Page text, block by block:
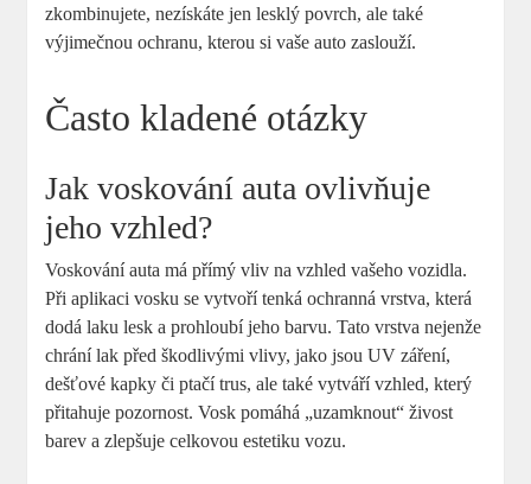
zkombinujete, nezískáte jen lesklý povrch, ale také
výjimečnou ochranu, kterou si vaše auto zaslouží.
Často kladené otázky
Jak voskování auta ovlivňuje
jeho vzhled?
Voskování auta má přímý vliv na vzhled vašeho vozidla.
Při aplikaci vosku se vytvoří tenká ochranná vrstva, která
dodá laku lesk a prohloubí jeho barvu. Tato vrstva nejenže
chrání lak před škodlivými vlivy, jako jsou UV záření,
dešťové kapky či ptačí trus, ale také vytváří vzhled, který
přitahuje pozornost. Vosk pomáhá „uzamknout“ živost
barev a zlepšuje celkovou estetiku vozu.